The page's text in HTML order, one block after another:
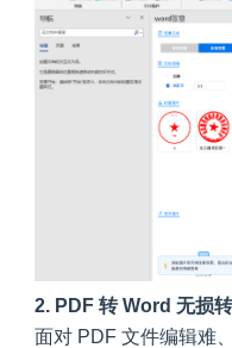
2. PDF 转 Word 无损
面对 PDF 文件编辑难